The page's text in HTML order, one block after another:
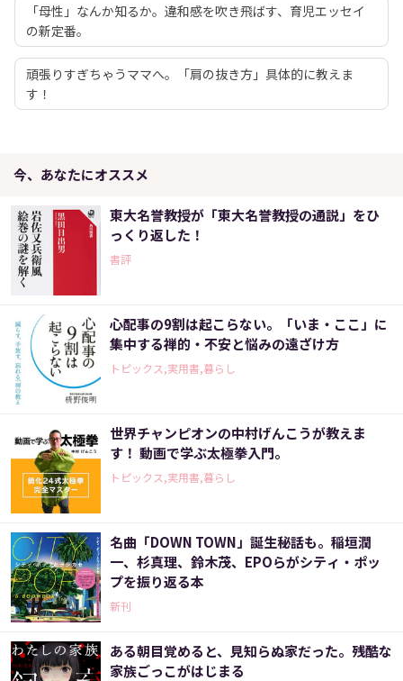
「母性」なんか知るか。違和感を吹き飛ばす、育児エッセイ
の新定番。
頑張りすぎちゃうママへ。「肩の抜き方」具体的に教えま
す！
今、あなたにオススメ
東大名誉教授が「東大名誉教授の通説」をひ
っくり返した！
書評
心配事の9割は起こらない。「いま・ここ」に
集中する禅的・不安と悩みの遠ざけ方
トピックス,実用書,暮らし
世界チャンピオンの中村げんこうが教えま
す！ 動画で学ぶ太極拳入門。
トピックス,実用書,暮らし
名曲「DOWN TOWN」誕生秘話も。稲垣潤
一、杉真理、鈴木茂、EPOらがシティ・ポッ
プを振り返る本
新刊
ある朝目覚めると、見知らぬ家だった。残酷な
家族ごっこがはじまる